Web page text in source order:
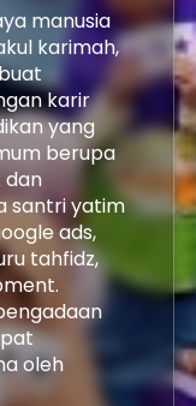
manusia
karimah,
karir
yang
berupa
dan
santri yatim
ads,
tahfidz,
oleh